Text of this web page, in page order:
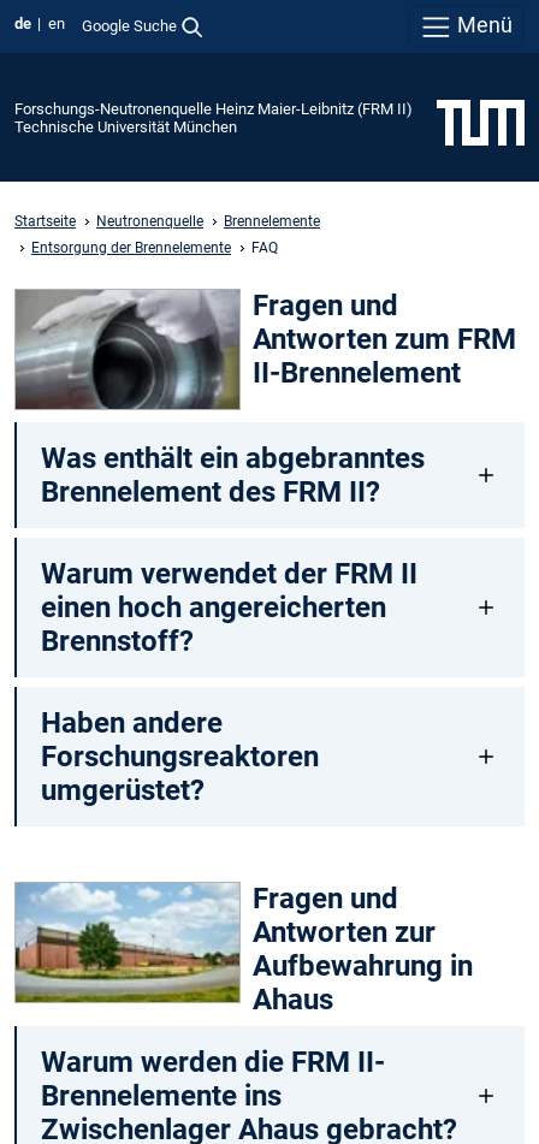
de en Google Suche Menü
Forschungs-Neutronenquelle Heinz Maier-Leibnitz (FRM II)
Technische Universität München
Startseite Neutronenquelle
Brennelemente
Entsorgung der Brennelemente
FAQ
Fragen und
Antworten zum FRM
II-Brennelement
Was enthält ein abgebranntes
Brennelement des FRM II?
Warum verwendet der FRM II
einen hoch angereicherten
Brennstoff?
Haben andere
Forschungsreaktoren
umgerüstet?
Fragen und
Antworten zur
Aufbewahrung in
Ahaus
Warum werden die FRM II-
Brennelemente ins
Zwischenlager Ahaus gebracht?